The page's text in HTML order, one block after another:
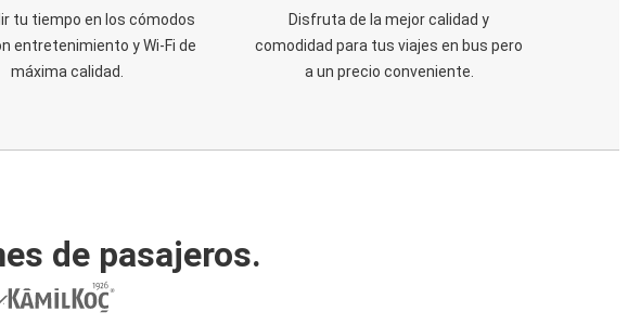
tu tiempo en los cómodos
entretenimiento y Wi-Fi de
máxima calidad.
Disfruta de la mejor calidad y
comodidad para tus viajes en bus pero
a un precio conveniente.
de pasajeros.